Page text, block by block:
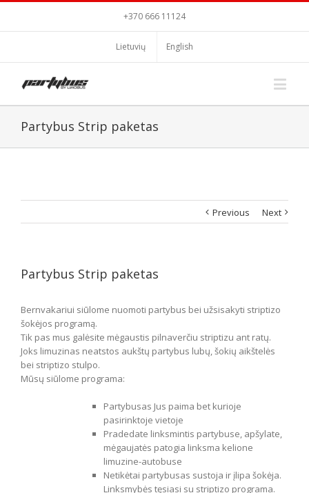
+370 666 11124
Lietuvių English
Partybus Strip paketas
Previous Next
Partybus Strip paketas
Bernvakariui siūlome nuomoti partybus bei užsisakyti striptizo
šokėjos programą.
Tik pas mus galėsite mėgaustis pilnaverčiu striptizu ant ratų.
Joks limuzinas neatstos aukštų partybus lubų, šokių aikštelės
bei striptizo stulpo.
Mūsų siūlome programa:
Partybusas Jus paima bet kurioje
pasirinktoje vietoje
Pradedate linksmintis partybuse, apšylate,
mėgaujatės patogia linksma kelione
limuzine-autobuse
Netikėtai partybusas sustoja ir įlipa šokėja.
Linksmybės tęsiasi su striptizo programa.